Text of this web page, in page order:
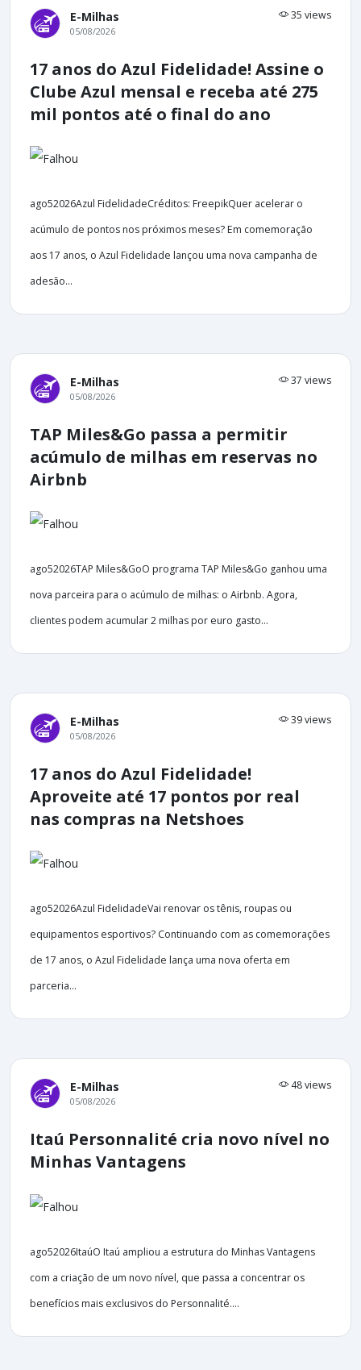
E-Milhas 35 views
05/08/2026
17 anos do Azul Fidelidade! Assine o
Clube Azul mensal e receba até 275
mil pontos até o final do ano
ago52026Azul FidelidadeCréditos: FreepikQuer acelerar o
acúmulo de pontos nos próximos meses? Em comemoração
aos 17 anos, o Azul Fidelidade lançou uma nova campanha de
adesão...
E-Milhas 37 views
05/08/2026
TAP Miles&Go passa a permitir
acúmulo de milhas em reservas no
Airbnb
ago52026TAP Miles&GoO programa TAP Miles&Go ganhou uma
nova parceira para o acúmulo de milhas: o Airbnb. Agora,
clientes podem acumular 2 milhas por euro gasto...
E-Milhas 39 views
05/08/2026
17 anos do Azul Fidelidade!
Aproveite até 17 pontos por real
nas compras na Netshoes
ago52026Azul FidelidadeVai renovar os tênis, roupas ou
equipamentos esportivos? Continuando com as comemorações
de 17 anos, o Azul Fidelidade lança uma nova oferta em
parceria...
E-Milhas 48 views
05/08/2026
Itaú Personnalité cria novo nível no
Minhas Vantagens
ago52026ItaúO Itaú ampliou a estrutura do Minhas Vantagens
com a criação de um novo nível, que passa a concentrar os
benefícios mais exclusivos do Personnalité....